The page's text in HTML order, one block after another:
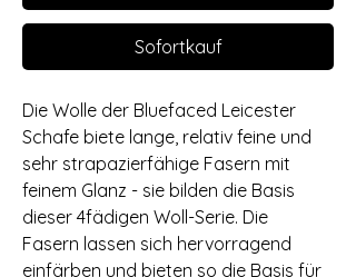
Sofortkauf
Die Wolle der Bluefaced Leicester
Schafe biete lange, relativ feine und
sehr strapazierfähige Fasern mit
feinem Glanz - sie bilden die Basis
dieser 4fädigen Woll-Serie. Die
Fasern lassen sich hervorragend
einfärben und bieten so die Basis für